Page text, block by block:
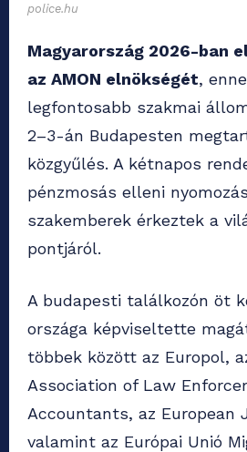
police.hu
Magyarország 2026-ban
az AMON elnökségét,
legfontosabb szakmai
2–3-án Budapesten
közgyűlés. A kétnapos
pénzmosás elleni
szakemberek érkeztek a
pontjáról.
A budapesti találkozón öt
országa képviseltette
többek között az Europol,
Association of Law
Accountants, az European
valamint az Európai Unió